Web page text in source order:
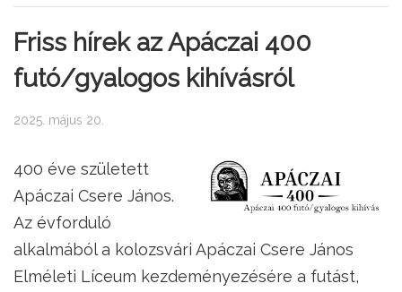
Friss hírek az Apáczai 400
futó/gyalogos kihívásról
2025. május 20.
400 éve született
Apáczai Csere János.
Az évforduló
alkalmából a kolozsvári Apáczai Csere János
Elméleti Líceum kezdeményezésére a futást,